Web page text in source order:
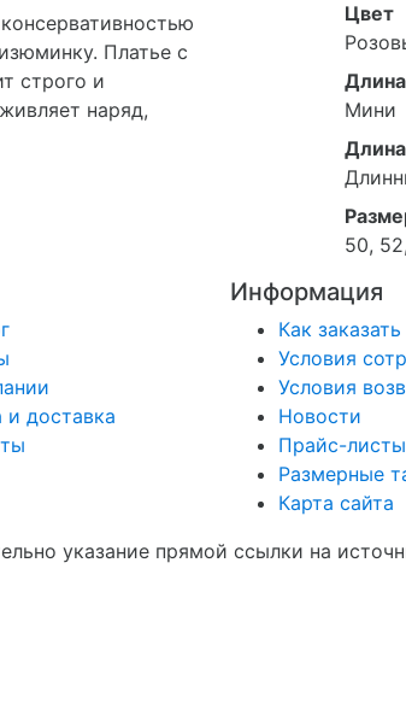
Платье с
строго и
наряд,
Цвет
Мини
50,
и доставка
Информация
Как заказать
Условия
Условия
Новости
Прайс-листы
Размерные
Карта сайта
указание прямой ссылки на